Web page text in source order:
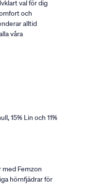
val för dig
och
alltid
våra
15% Lin och 11%
med Femzon
hörnfjädrar för